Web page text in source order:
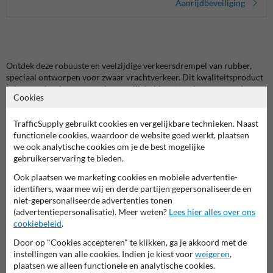
Aanrijdbeveiliging
Ontdek deze robuuste en veelzijdige verkeersdrempel van rubber,
speciaal ontworpen voor zwaar vrachtverkeer. Dit kwaliteitsproduct
is jouw oplossing voor verkeersveiligheid op terreinen waar vel
zwaar verkeer actief is, zoals vrachtwagens, bussen, en heftrucks.
Veiligheid en kwaliteit
Deze rubberen snelheidsdrempel is ontworpen om zwaar verkeer
effectief af te remmen tot een veilige snelheid van 20-25 km/u. Dit
draagt bij aan de verkeersveiligheid op jouw terrein, vooral in
drempel is vervaardigd uit 100% volrubber, wat zorgt voor een lange
levensduur en weerstand tegen diverse weersomstandigheden.
Dankzij de reflecterende strepen is de drempel ook bij slecht licht en
slecht weer goed zichtbaar.
Flexibiliteit en gemak
De verkeersdrempel past zich moeiteloos aan aan oneffen
ondergronden, wat installatie op diverse locaties mogelijk maakt.
Cookies
TrafficSupply gebruikt cookies en vergelijkbare technieken. Naast
functionele cookies, waardoor de website goed werkt, plaatsen
we ook analytische cookies om je de best mogelijke
gebruikerservaring te bieden.
Ook plaatsen we marketing cookies en mobiele advertentie-
identifiers, waarmee wij en derde partijen gepersonaliseerde en
niet-gepersonaliseerde advertenties tonen
(advertentiepersonalisatie). Meer weten? Lees hier alles over ons
cookiebeleid.
Door op "Cookies accepteren" te klikken, ga je akkoord met de
instellingen van alle cookies. Indien je kiest voorweigeren,
plaatsen we alleen functionele en analytische cookies.